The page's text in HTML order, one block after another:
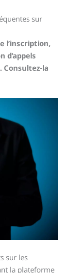
sur
l’inscription,
d’appels
Consultez-la
sur les
la plateforme